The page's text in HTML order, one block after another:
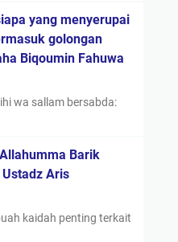
yang menyerupai
golongan
Biqoumin Fahuwa
wa sallam bersabda:
Barik
Aris
kaidah penting terkait